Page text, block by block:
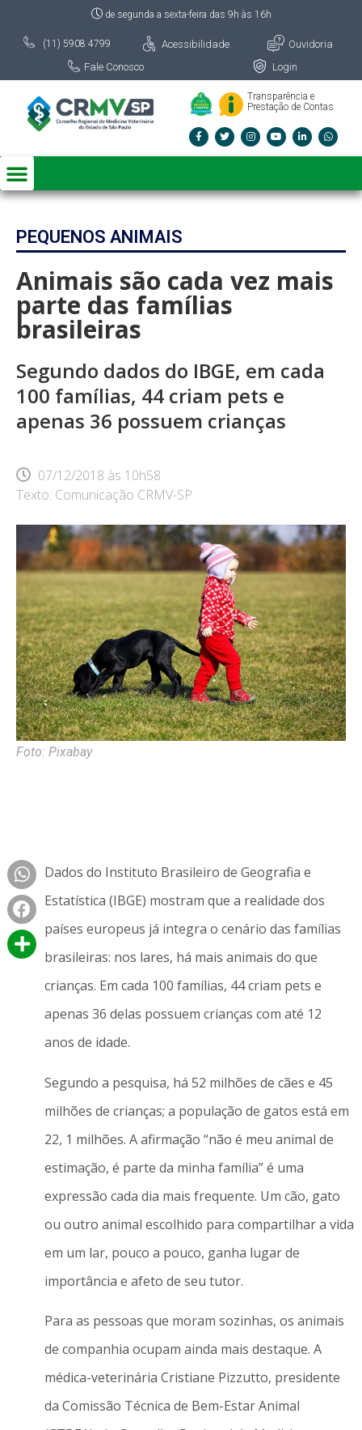
de segunda a sexta-feira das 9h às 16h
(11) 5908 4799 Acessibilidade
Ouvidoria
Fale Conosco
Login
Transparência e
Prestação de Contas
PEQUENOS ANIMAIS
Animais são cada vez mais
parte das famílias
brasileiras
Segundo dados do IBGE, em cada
100 famílias, 44 criam pets e
apenas 36 possuem crianças
07/12/2018 às 10h58
Texto: Comunicação CRMV-SP
Foto: Pixabay
Dados do Instituto Brasileiro de Geografia e
Estatística (IBGE) mostram que a realidade dos
países europeus já integra o cenário das famílias
brasileiras: nos lares, há mais animais do que
crianças. Em cada 100 famílias, 44 criam pets e
apenas 36 delas possuem crianças com até 12
anos de idade.
Segundo a pesquisa, há 52 milhões de cães e 45
milhões de crianças; a população de gatos está em
22, 1 milhões. A afirmação “não é meu animal de
estimação, é parte da minha família” é uma
expressão cada dia mais frequente. Um cão, gato
ou outro animal escolhido para compartilhar a vida
em um lar, pouco a pouco, ganha lugar de
importância e afeto de seu tutor.
Para as pessoas que moram sozinhas, os animais
de companhia ocupam ainda mais destaque. A
médica-veterinária Cristiane Pizzutto, presidente
da Comissão Técnica de Bem-Estar Animal